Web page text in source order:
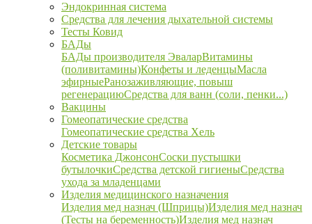
Эндокринная система
Средства для лечения дыхательной системы
Тесты Ковид
БАДы
БАДы производителя ЭваларВитамины
(поливитамины)Конфеты и леденцыМасла
эфирныеРанозаживляющие, повыш
регенерациюСредства для ванн (соли, пенки...)
Вакцины
Гомеопатические средства
Гомеопатические средства Хель
Детские товары
Косметика ДжонсонСоски пустышки
бутылочкиСредства детской гигиеныСредства
ухода за младенцами
Изделия медицинского назначения
Изделия мед назнач (Шприцы)Изделия мед назнач
(Тесты на беременность)Изделия мед назнач